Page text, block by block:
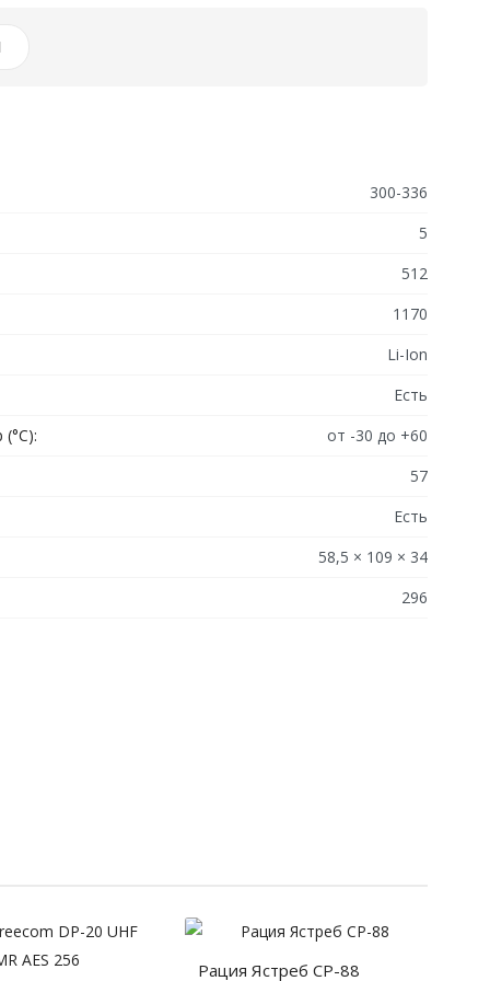
300-336
5
512
1170
Li-Ion
Есть
от -30 до +60
57
Есть
58,5 × 109 × 34
296
Рация Ястреб СР-88